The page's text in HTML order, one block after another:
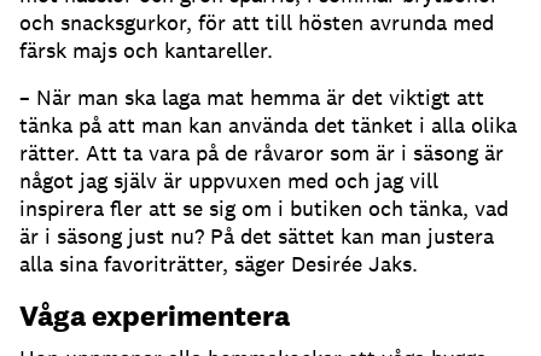
och snacksgurkor, för att till hösten avrunda med
färsk majs och kantareller.
– När man ska laga mat hemma är det viktigt att
tänka på att man kan använda det tänket i alla olika
rätter. Att ta vara på de råvaror som är i säsong är
något jag själv är uppvuxen med och jag vill
inspirera fler att se sig om i butiken och tänka, vad
är i säsong just nu? På det sättet kan man justera
alla sina favoriträtter, säger Desirée Jaks.
Våga experimentera